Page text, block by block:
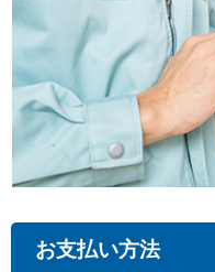
お支払い方法